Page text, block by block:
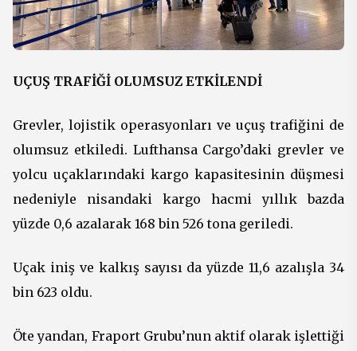
UÇUŞ TRAFİĞİ OLUMSUZ ETKİLENDİ
Grevler, lojistik operasyonları ve uçuş trafiğini de
olumsuz etkiledi. Lufthansa Cargo’daki grevler ve
yolcu uçaklarındaki kargo kapasitesinin düşmesi
nedeniyle nisandaki kargo hacmi yıllık bazda
yüzde 0,6 azalarak 168 bin 526 tona geriledi.
Uçak iniş ve kalkış sayısı da yüzde 11,6 azalışla 34
bin 623 oldu.
Öte yandan, Fraport Grubu’nun aktif olarak işlettiği